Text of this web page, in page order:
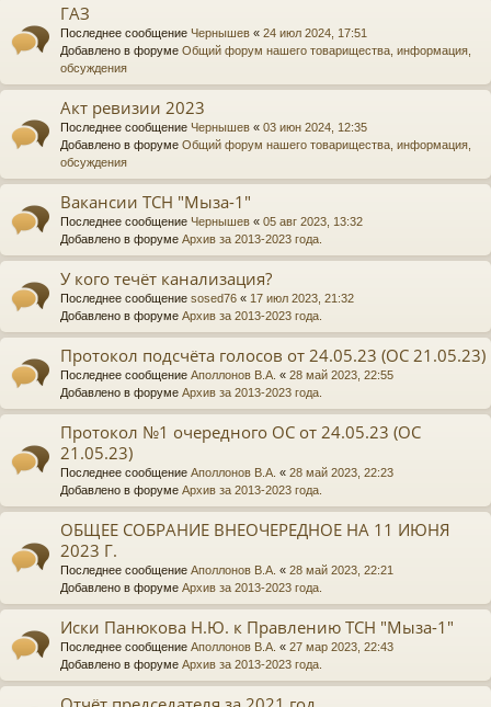
ГАЗ
Последнее сообщение Чернышев « 24 июл 2024, 17:51
Добавлено в форуме Общий форум нашего товарищества, информация,
обсуждения
Акт ревизии 2023
Последнее сообщение Чернышев « 03 июн 2024, 12:35
Добавлено в форуме Общий форум нашего товарищества, информация,
обсуждения
Вакансии ТСН "Мыза-1"
Последнее сообщение Чернышев « 05 авг 2023, 13:32
Добавлено в форуме Архив за 2013-2023 года.
У кого течёт канализация?
Последнее сообщение sosed76 « 17 июл 2023, 21:32
Добавлено в форуме Архив за 2013-2023 года.
Протокол подсчёта голосов от 24.05.23 (ОС 21.05.23)
Последнее сообщение Аполлонов В.А. « 28 май 2023, 22:55
Добавлено в форуме Архив за 2013-2023 года.
Протокол №1 очередного ОС от 24.05.23 (ОС
21.05.23)
Последнее сообщение Аполлонов В.А. « 28 май 2023, 22:23
Добавлено в форуме Архив за 2013-2023 года.
ОБЩЕЕ СОБРАНИЕ ВНЕОЧЕРЕДНОЕ НА 11 ИЮНЯ
2023 Г.
Последнее сообщение Аполлонов В.А. « 28 май 2023, 22:21
Добавлено в форуме Архив за 2013-2023 года.
Иски Панюкова Н.Ю. к Правлению ТСН "Мыза-1"
Последнее сообщение Аполлонов В.А. « 27 мар 2023, 22:43
Добавлено в форуме Архив за 2013-2023 года.